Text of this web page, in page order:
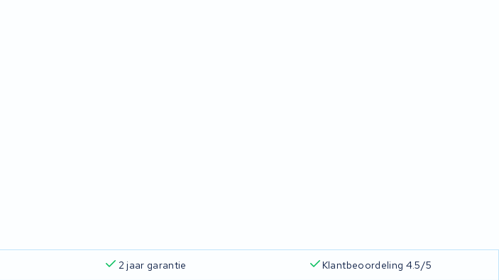
2 jaar garantie Klantbeoordeling 4.5/5